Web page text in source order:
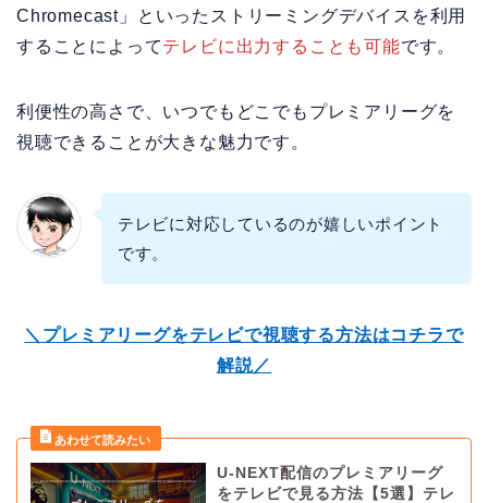
Chromecast」といったストリーミングデバイスを利用
することによってテレビに出力することも可能です。
利便性の高さで、いつでもどこでもプレミアリーグを
視聴できることが大きな魅力です。
テレビに対応しているのが嬉しいポイント
です。
＼プレミアリーグをテレビで視聴する方法はコチラで
解説／
U-NEXT配信のプレミアリーグ
をテレビで見る方法【5選】テレ